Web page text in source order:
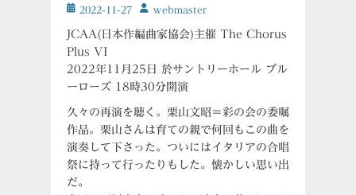
投
日
2022-11-27
投
者
ｗebmaster
JCAA(日本作編曲家協会)主催 The Chorus
Plus VI
2022年11月25日 於サントリーホール ブル
ーローズ 18時30分開演
久々の再演を聴く。栗山文昭＝彩の会の委嘱
作品。栗山さんは育ての親で何回もこの曲を
演奏して下さった。ついにはイタリアの合唱
祭に持って行ったりもした。懐かしい思い出
だ。